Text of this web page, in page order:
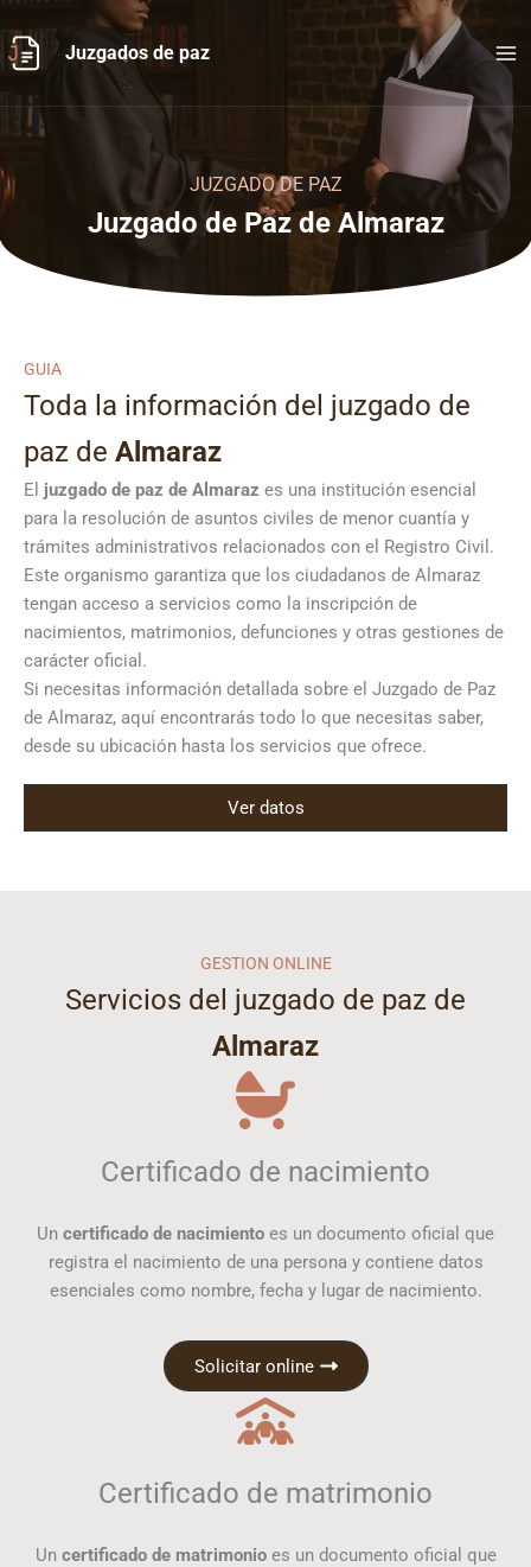
al
contenido
Juzgados de paz
JUZGADO DE PAZ
Juzgado de Paz de Almaraz
GUIA
Toda la información del juzgado de
paz de Almaraz
El juzgado de paz de Almaraz es una institución esencial
para la resolución de asuntos civiles de menor cuantía y
trámites administrativos relacionados con el Registro Civil.
Este organismo garantiza que los ciudadanos de Almaraz
tengan acceso a servicios como la inscripción de
nacimientos, matrimonios, defunciones y otras gestiones de
carácter oficial.
Si necesitas información detallada sobre el Juzgado de Paz
de Almaraz, aquí encontrarás todo lo que necesitas saber,
desde su ubicación hasta los servicios que ofrece.
Ver datos
GESTION ONLINE
Servicios del juzgado de paz de
Almaraz
Certificado de nacimiento
Un certificado de nacimiento es un documento oficial que
registra el nacimiento de una persona y contiene datos
esenciales como nombre, fecha y lugar de nacimiento.
Solicitar online
Certificado de matrimonio
Un certificado de matrimonioes un documento oficial que